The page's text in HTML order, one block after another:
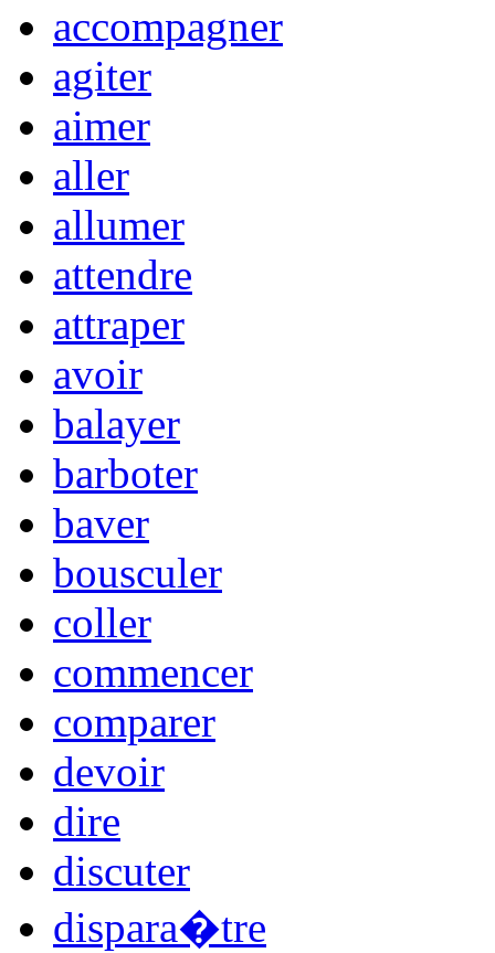
accompagner
agiter
aimer
aller
allumer
attendre
attraper
avoir
balayer
barboter
baver
bousculer
coller
commencer
comparer
devoir
dire
discuter
dispara�tre